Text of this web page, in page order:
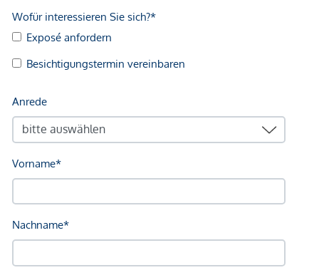
Veranschaulichung.
Sie sindsymbolischzu verstehen und
von gesetzlichen Vorgaben
Wir weisen darauf hin, dass zwischen dem Vermittler und
Der Vermittler ist als Doppelmakler tätig.
*Der Vertrag kommt nicht mit der INFINA Credit Broker
Immobilienunternehmen angeboten. Allfällige aus dem
Vertragsabschluss resultierende Rechte sind ausschließlich
gegenüber dem anbietenden Immobilienunternehmen